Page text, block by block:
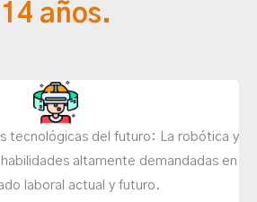
14 años.
tecnológicas del futuro: La robótica y
altamente demandadas en
laboral actual y futuro.